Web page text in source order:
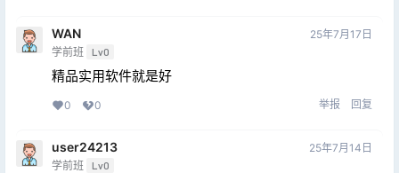
WAN
学前班 Lv0
25年7月17日
精品实用软件就是好
0 0 举报 回复
user24213
学前班 Lv0
25年7月14日